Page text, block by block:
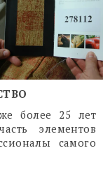
более 25 лет
элементов
самого